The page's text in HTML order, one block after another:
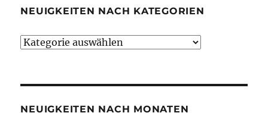
NEUIGKEITEN NACH KATEGORIEN
Neuigkeiten
NEUIGKEITEN NACH MONATEN